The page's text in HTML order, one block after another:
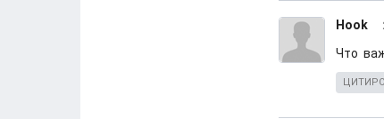
Hook
Что